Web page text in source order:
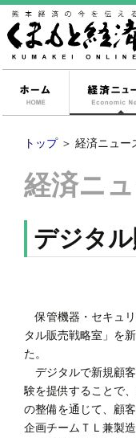
トップ ＞ 経済ニュー
経済ニ
デジタ
保管機器・セキュ
タル販売戦略室」を
た。
デジタルで新規顧
験を提供することで
の整備を通じて、顧
企画チームＴＬ兼製